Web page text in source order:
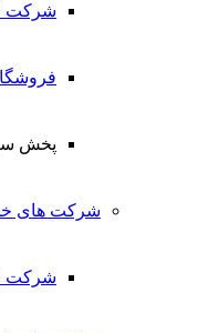
شرکت
پخش
شرکت های
شرکت